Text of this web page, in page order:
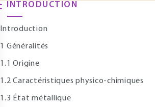
INTRODUCTION
Généralités
Origine
Caractéristiques physico-chimiques
État métallique